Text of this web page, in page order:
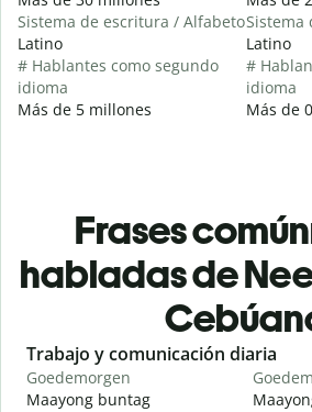
Sistema de escritura / Alfabeto
Latino
# Hablantes como segundo
idioma
Más de 5 millones
Sistema
Latino
#
idioma
Más de
Frases
habladas de
Slide 1 of 6
Trabajo y comunicación diaria
Goedemorgen
Maayong buntag